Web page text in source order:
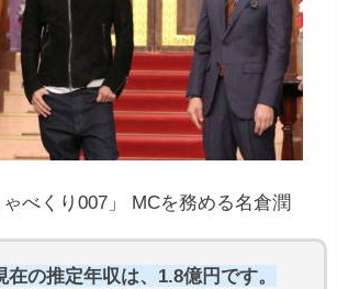
ゃべくり007」 MCを務める名倉潤
在の推定年収は、1.8億円です。